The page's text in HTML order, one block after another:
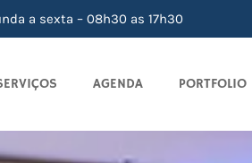
a sexta – 08h30 as 17h30
AGENDA PORTFOLIO